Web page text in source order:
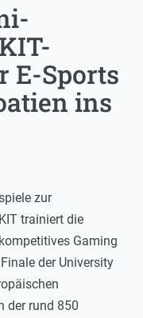
E-Sports
ins
zur
trainiert die
Gaming
der University
der rund 850